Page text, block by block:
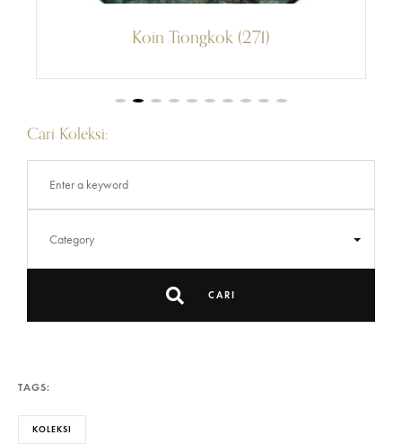
Koin Tiongkok (271)
Cari Koleksi:
CARI
TAGS:
KOLEKSI